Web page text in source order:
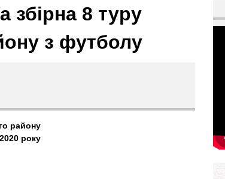
збірна 8 туру
з футболу
району
року